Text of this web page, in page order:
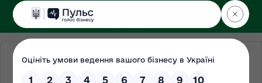
ДЕРЖЕКОІНСПЕКЦІЯ
у Луганській області